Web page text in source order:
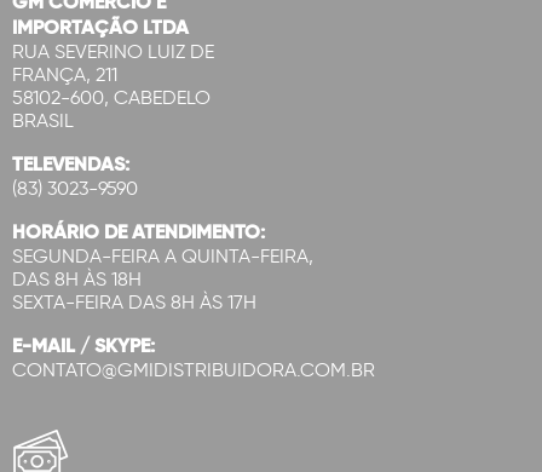
IMPORTAÇÃO LTDA
RUA SEVERINO LUIZ DE
FRANÇA, 211
58102-600, CABEDELO
BRASIL
TELEVENDAS:
(83) 3023-9590
HORÁRIO DE ATENDIMENTO:
SEGUNDA-FEIRA A QUINTA-FEIRA,
DAS 8H ÀS 18H
SEXTA-FEIRA DAS 8H ÀS 17H
E-MAIL / SKYPE:
CONTATO@GMIDISTRIBUIDORA.COM.BR